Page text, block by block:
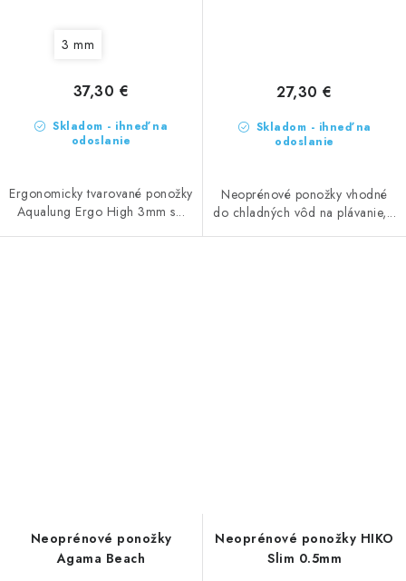
3 mm
Skladom - ihneď na
odoslanie
37,30 €
Ergonomicky tvarované ponožky
Aqualung Ergo High 3mm s...
Skladom - ihneď na
odoslanie
27,30 €
Neoprénové ponožky vhodné
do chladných vôd na plávanie,...
Neoprénové ponožky
Agama Beach
Neoprénové ponožky HIKO
Slim 0.5mm